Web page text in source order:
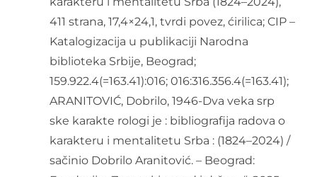
411 strana, 17,4×24,1, tvrdi povez, ćirilica; CIP –
Katalogizacija u publikaciji Narodna
biblioteka Srbije, Beograd;
159.922.4(=163.41):016; 016:316.356.4(=163.41);
ARANITOVIĆ, Dobrilo, 1946-Dva veka srp
ske karakte rologi je : bibliografija radova o
karakteru i mentalitetu Srba : (1824–2024) /
sačinio Dobrilo Aranitović. – Beograd: